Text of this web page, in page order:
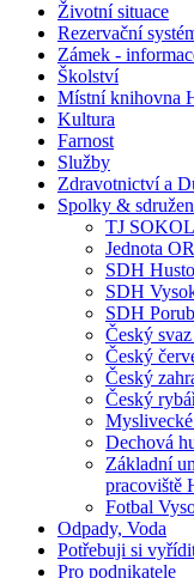
Životní situace
Rezervační
Zámek -
Školství
Místní knihovna
Kultura
Farnost
Služby
Zdravotnictví a
Spolky &
TJ
Jednota
SDH
SDH
SDH
Český
Český
Český
Český
Dechová
Základní
pracoviště
Fotbal
Odpady, Voda
Potřebuji si
Pro podnikatele